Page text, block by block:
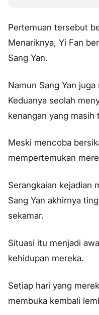
Pertemuan tersebut
Menariknya, Yi Fan
Sang Yan.
Namun Sang Yan
Keduanya seolah
kenangan yang masih
Meski mencoba
mempertemukan
Serangkaian kejadian
Sang Yan akhirnya
sekamar.
Situasi itu menjadi
kehidupan mereka.
Setiap hari yang
membuka kembali